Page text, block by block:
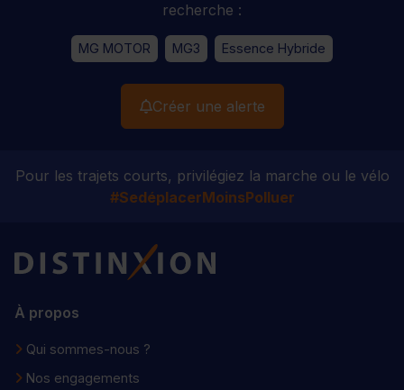
recherche :
MG MOTOR MG3 Essence Hybride
Créer une alerte
Pour les trajets courts, privilégiez la marche ou le vélo
#SedéplacerMoinsPolluer
Distinxion
À propos
Qui sommes-nous ?
Nos engagements